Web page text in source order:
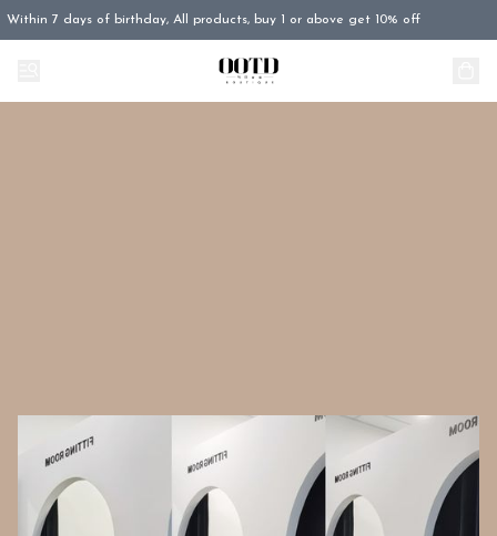
Within 7 days of birthday, All products, buy 1 or above get 10% off